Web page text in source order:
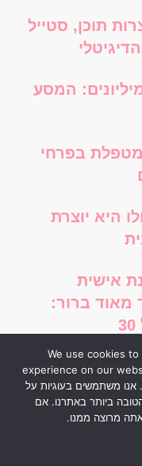
תוכן, סטייל
המסע
מטפלת בפרחי
היא יוצרת
אישית
ברור:
We use cookies
experience on our
will assume that you are happy with it. אנו משתמשים בעוגיות על
ביותר באתרנו. אם
מרוצה ממנו.